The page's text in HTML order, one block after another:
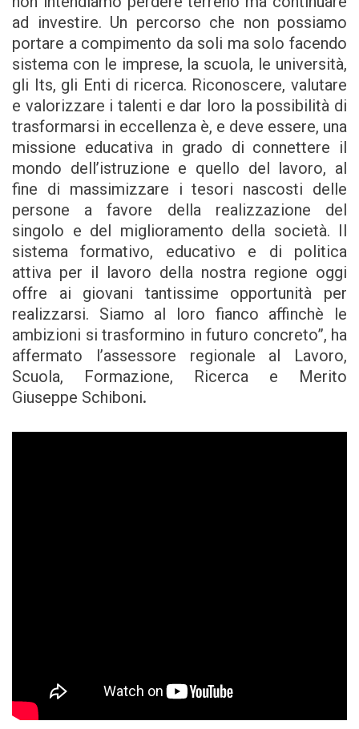
ad investire. Un percorso che non possiamo
portare a compimento da soli ma solo facendo
sistema con le imprese, la scuola, le università,
gli Its, gli Enti di ricerca. Riconoscere, valutare
e valorizzare i talenti e dar loro la possibilità di
trasformarsi in eccellenza è, e deve essere, una
missione educativa in grado di connettere il
mondo dell’istruzione e quello del lavoro, al
fine di massimizzare i tesori nascosti delle
persone a favore della realizzazione del
singolo e del miglioramento della società. Il
sistema formativo, educativo e di politica
attiva per il lavoro della nostra regione oggi
offre ai giovani tantissime opportunità per
realizzarsi. Siamo al loro fianco affinchè le
ambizioni si trasformino in futuro concreto”, ha
affermato l’assessore regionale al Lavoro,
Scuola, Formazione, Ricerca e Merito
Giuseppe Schiboni.